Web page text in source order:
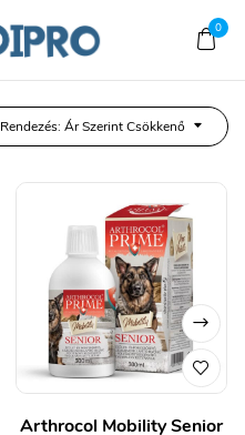
0
Rendezés: Ár Szerint Csökkenő
Arthrocol Mobility Senior